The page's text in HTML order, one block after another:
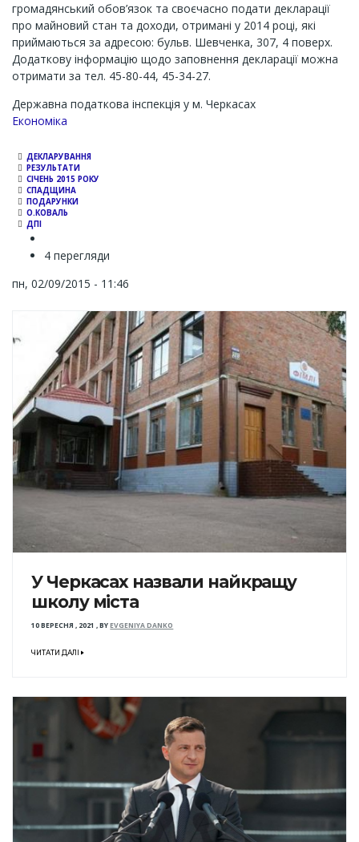
громадянський обов’язок та своєчасно подати декларації
про майновий стан та доходи, отримані у 2014 році, які
приймаються за адресою: бульв. Шевченка, 307, 4 поверх.
Додаткову інформацію щодо заповнення декларації можна
отримати за тел. 45-80-44, 45-34-27.
Державна податкова інспекція у м. Черкасах
Економіка
ДЕКЛАРУВАННЯ
РЕЗУЛЬТАТИ
СІЧЕНЬ 2015 РОКУ
СПАДЩИНА
ПОДАРУНКИ
О.КОВАЛЬ
ДПІ
4 перегляди
пн, 02/09/2015 - 11:46
У Черкасах назвали найкращу
школу міста
10 ВЕРЕСНЯ , 2021 ,BYEVGENIYA DANKO
ЧИТАТИ ДАЛІ